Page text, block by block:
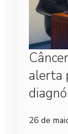
alerta
26 de